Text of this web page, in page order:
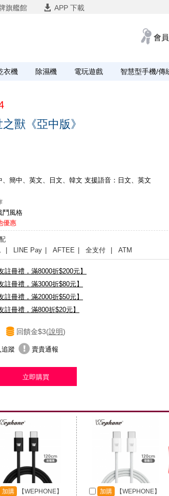
旗艦館 APP 下載
會
衣機 除濕機 電玩遊戲 智慧型手機/傳
獸《亞中版》
簡中、英文、日文、韓文 支援語音：日文、英文
鬥風格
優惠
| LINE Pay | AFTEE | 全支付 | ATM
註冊禮，滿8000折$200元】
註冊禮，滿3000折$80元】
註冊禮，滿2000折$50元】
註冊禮，滿800折$20元】
回饋金$3(說明)
追蹤 賣貴通報
立即購買
加購
【WEPHONE】
加購
【WEPHONE】